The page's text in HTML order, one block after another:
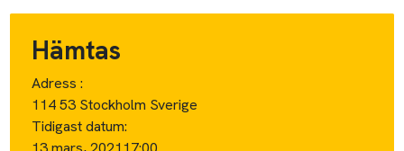
Hämtas
Adress :
114 53 Stockholm Sverige
Tidigast datum: